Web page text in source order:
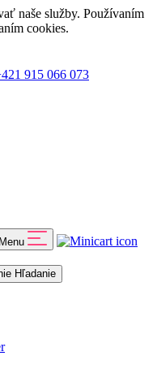
naše služby. Používaním
cookies.
915 066 073
Menu
Hľadanie